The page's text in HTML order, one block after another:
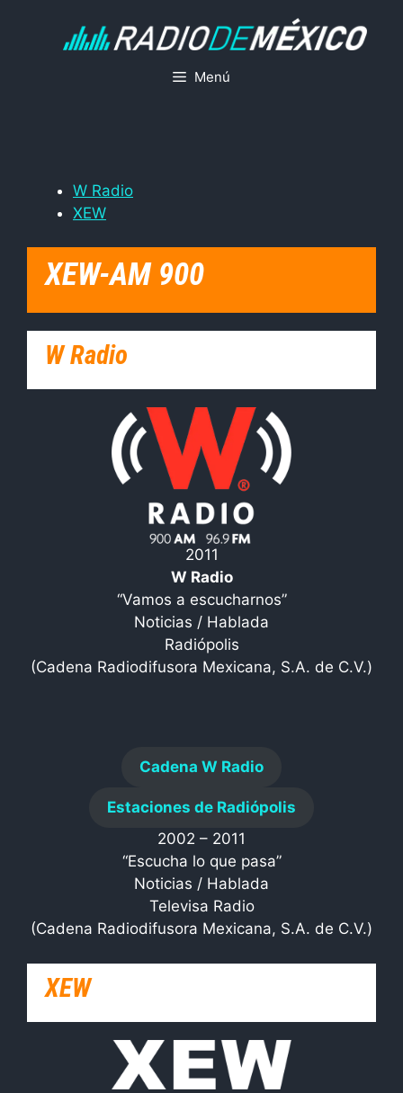
contenido
Menú
W Radio
XEW
XEW-AM 900
W Radio
2011
W Radio
“Vamos a escucharnos”
Noticias / Hablada
Radiópolis
(Cadena Radiodifusora Mexicana, S.A. de C.V.)
Cadena W Radio
Estaciones de Radiópolis
2002 – 2011
“Escucha lo que pasa”
Noticias / Hablada
Televisa Radio
(Cadena Radiodifusora Mexicana, S.A. de C.V.)
XEW